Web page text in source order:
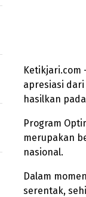
Ketikjari.com
apresiasi
hasilkan
Program
merupakan
nasional.
Dalam
serentak,